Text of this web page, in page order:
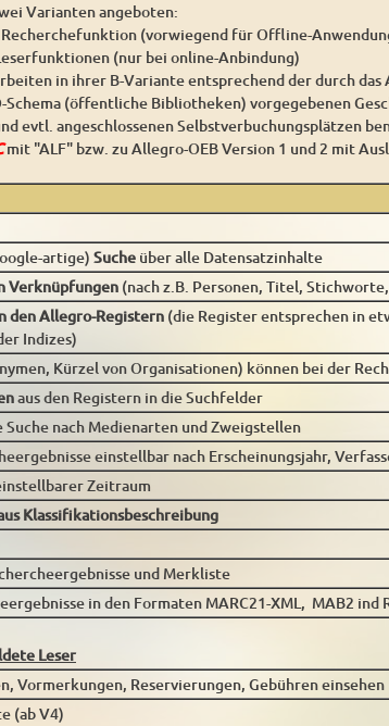
Varianten angeboten:
(vorwiegend für Offline-
(nur bei online-Anbindung)
in ihrer B-Variante entsprechend der durch
Schema (öffentliche Bibliotheken) vorgegebenen
evtl. angeschlossenen Selbstverbuchungsplätzen
mit "ALF" bzw. zu Allegro-OEB Version 1 und 2 mit
artige) Suche über alle Datensatzinhalte
Verknüpfungen (nach z.B. Personen, Titel, Stichworte,
den Allegro-Registern (die Register entsprechen in
Indizes)
Kürzel von Organisationen) können bei der
aus den Registern in die Suchfelder
Suche nach Medienarten und Zweigstellen
einstellbar nach Erscheinungsjahr,
Zeitraum
Klassifikationsbeschreibung
und Merkliste
in den Formaten MARC21-XML, MAB2 ind
Leser
Vormerkungen, Reservierungen, Gebühren einsehen
(ab V4)